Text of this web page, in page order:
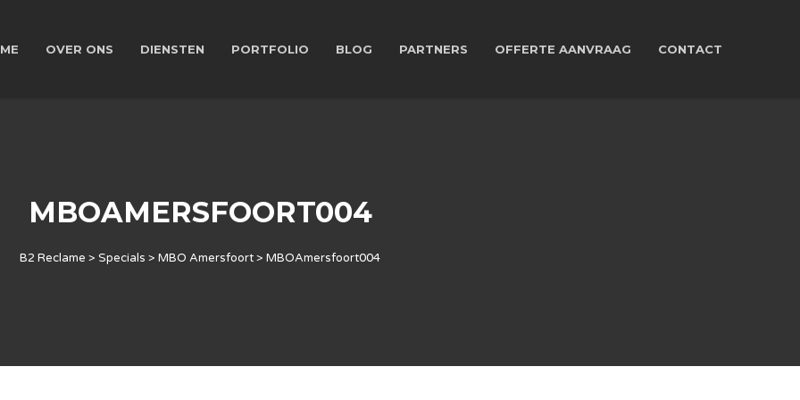
OVER ONS DIENSTEN PORTFOLIO BLOG PARTNERS OFFERTE AANVRAAG CONTACT
MBOAMERSFOORT004
B2 Reclame > Specials > MBO Amersfoort> MBOAmersfoort004